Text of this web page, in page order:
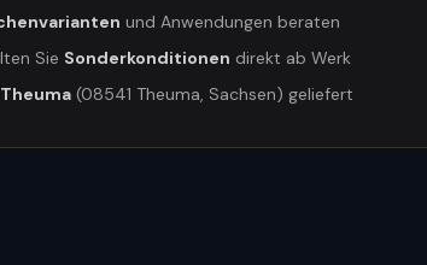
und Anwendungen beraten
Sie Sonderkonditionen direkt ab Werk
(08541 Theuma, Sachsen) geliefert